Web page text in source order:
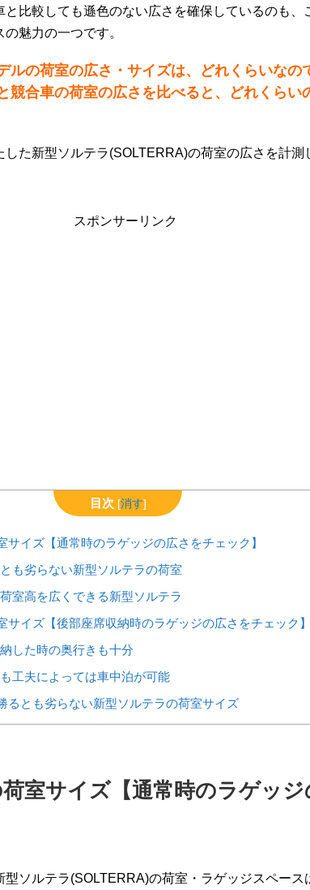
と比較しても遜色のない広さを確保しているのも、
魅力の一つです。
ルの荷室の広さ・サイズは、どれくらいなの
競合車の荷室の広さを比べると、どれくらい
た新型ソルテラ(SOLTERRA)の荷室の広さを計測
スポンサーリンク
目次 [消す]
サイズ【通常時のラゲッジの広さをチェック】
も劣らない新型ソルテラの荷室
室高を広くできる新型ソルテラ
サイズ【後部座席収納時のラゲッジの広さをチェック】
した時の奥行きも十分
工夫によっては車中泊が可能
るとも劣らない新型ソルテラの荷室サイズ
室サイズ【通常時のラゲッジ
ソルテラ(SOLTERRA)の荷室・ラゲッジスペース